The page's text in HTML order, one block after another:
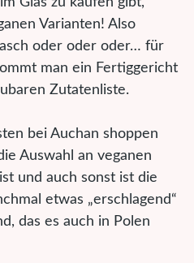
Varianten! Also
oder oder oder… für
man ein Fertiggericht
Zutatenliste.
bei Auchan shoppen
Auswahl an veganen
und auch sonst ist die
etwas „erschlagend“
das es auch in Polen